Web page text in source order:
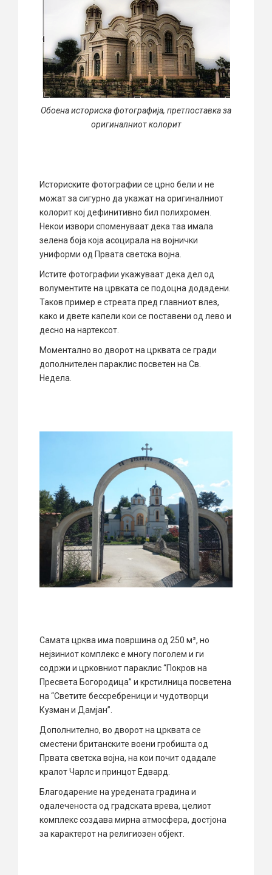
Обоена историска фотографија, претпоставка за
оригиналниот колорит
Историските фотографии се црно бели и не
можат за сигурно да укажат на оригиналниот
колорит кој дефинитивно бил полихромен.
Некои извори споменуваат дека таа имала
зелена боја која асоцирала на војнички
униформи од Првата светска војна.
Истите фотографии укажуваат дека дел од
волументите на црвката се подоцна додадени.
Таков пример е стреата пред главниот влез,
како и двете капели кои се поставени од лево и
десно на нартексот.
Моментално во дворот на црквата се гради
дополнителен параклис посветен на Св.
Недела.
Самата црква има површина од 250 м², но
нејзиниот комплекс е многу поголем и ги
содржи и црковниот параклис “Покров на
Пресвета Богородица” и крстилница посветена
на “Светите бессребреници и чудотворци
Кузман и Дамјан”.
Дополнително, во дворот на црквата се
сместени британските воени гробишта од
Првата светска војна, на кои почит одадале
кралот Чарлс и принцот Едвард.
Благодарение на уредената градина и
одалеченоста од градската врева, целиот
комплекс создава мирна атмосфера, достјона
за карактерот на религиозен објект.